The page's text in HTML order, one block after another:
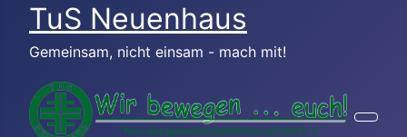
TuS Neuenhaus
Gemeinsam, nicht einsam - mach mit!